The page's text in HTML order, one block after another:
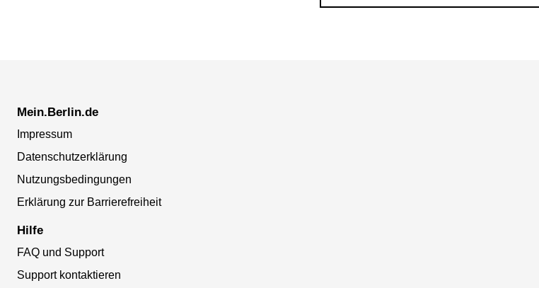
Mein.Berlin.de
Impressum
Datenschutzerklärung
Nutzungsbedingungen
Erklärung zur Barrierefreiheit
Hilfe
FAQ und Support
Support kontaktieren